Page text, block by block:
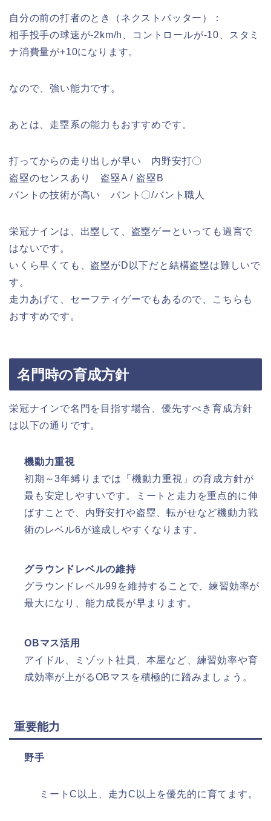
自分の前の打者のとき（ネクストバッター）：
相手投手の球速が-2km/h、コントロールが-10、スタミ
ナ消費量が+10になります。​
なので、強い能力です。
あとは、走塁系の能力もおすすめです。
打ってからの走り出しが早い 内野安打〇
盗塁のセンスあり 盗塁A / 盗塁B
バントの技術が高い バント〇/バント職人
栄冠ナインは、出塁して、盗塁ゲーといっても過言で
はないです。
いくら早くても、盗塁がD以下だと結構盗塁は難しいで
す。
走力あげて、セーフティゲーでもあるので、こちらも
おすすめです。
名門時の育成方針
栄冠ナインで名門を目指す場合、優先すべき育成方針
は以下の通りです。
機動力重視
初期～3年縛りまでは「機動力重視」の育成方針が
最も安定しやすいです。ミートと走力を重点的に伸
ばすことで、内野安打や盗塁、転がせなど機動力戦
術のレベル6が達成しやすくなります。​
グラウンドレベルの維持
グラウンドレベル99を維持することで、練習効率が
最大になり、能力成長が早まります。​
OBマス活用
アイドル、ミゾット社員、本屋など、練習効率や育
成効率が上がるOBマスを積極的に踏みましょう。​
重要能力
野手
ミートC以上、走力C以上を優先的に育てます。​